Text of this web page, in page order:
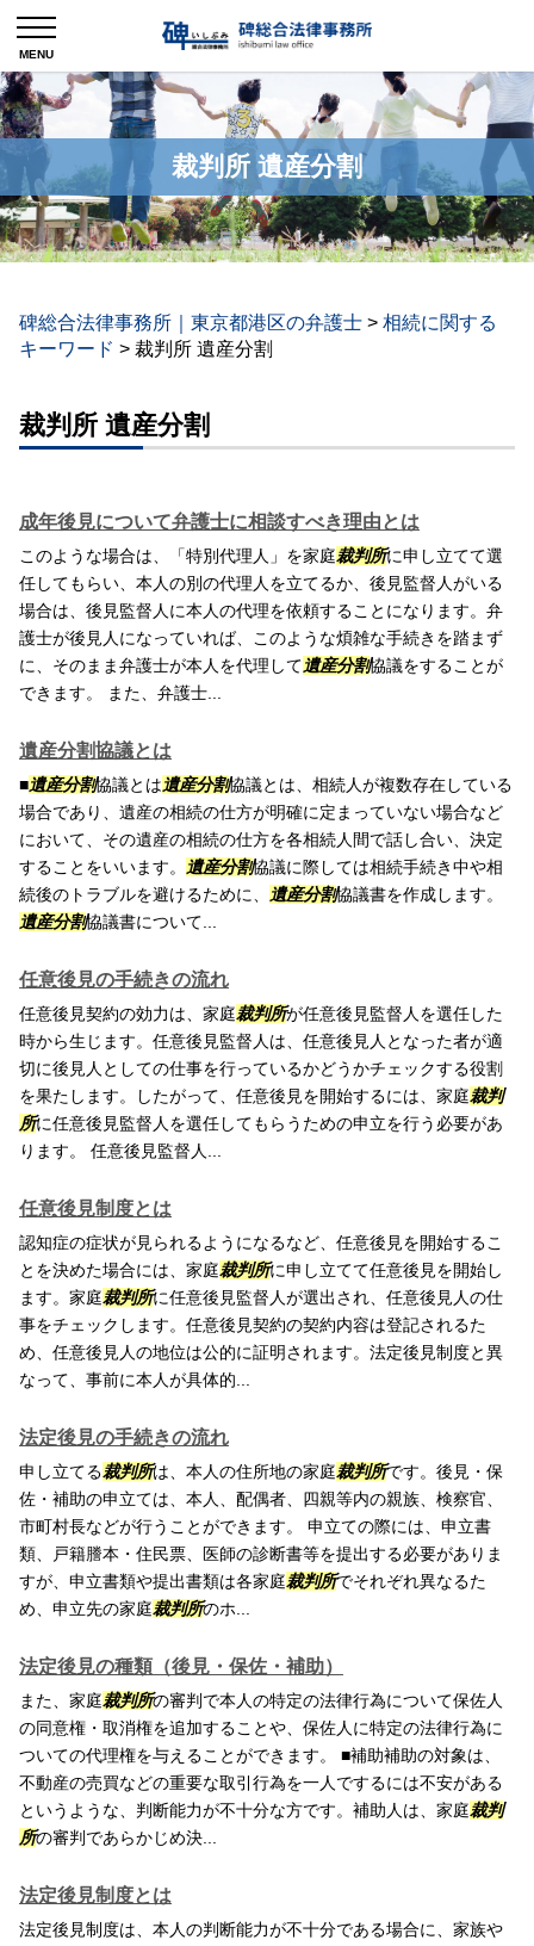
裁判所 遺産分割
碑総合法律事務所｜東京都港区の弁護士 > 相続に関する
キーワード > 裁判所 遺産分割
裁判所 遺産分割
成年後見について弁護士に相談すべき理由とは
このような場合は、「特別代理人」を家庭裁判所に申し立てて選
任してもらい、本人の別の代理人を立てるか、後見監督人がいる
場合は、後見監督人に本人の代理を依頼することになります。弁
護士が後見人になっていれば、このような煩雑な手続きを踏まず
に、そのまま弁護士が本人を代理して遺産分割協議をすることが
できます。 また、弁護士...
遺産分割協議とは
■遺産分割協議とは遺産分割協議とは、相続人が複数存在している
場合であり、遺産の相続の仕方が明確に定まっていない場合など
において、その遺産の相続の仕方を各相続人間で話し合い、決定
することをいいます。 遺産分割協議に際しては相続手続き中や相
続後のトラブルを避けるために、 遺産分割協議書を作成します。
遺産分割協議書について...
任意後見の手続きの流れ
任意後見契約の効力は、家庭裁判所が任意後見監督人を選任した
時から生じます。任意後見監督人は、任意後見人となった者が適
切に後見人としての仕事を行っているかどうかチェックする役割
を果たします。したがって、任意後見を開始するには、家庭裁判
所に任意後見監督人を選任してもらうための申立を行う必要があ
ります。 任意後見監督人...
任意後見制度とは
認知症の症状が見られるようになるなど、任意後見を開始するこ
とを決めた場合には、家庭裁判所に申し立てて任意後見を開始し
ます。家庭裁判所に任意後見監督人が選出され、任意後見人の仕
事をチェックします。任意後見契約の契約内容は登記されるた
め、任意後見人の地位は公的に証明されます。法定後見制度と異
なって、事前に本人が具体的...
法定後見の手続きの流れ
申し立てる裁判所は、本人の住所地の家庭裁判所です。後見・保
佐・補助の申立ては、本人、配偶者、四親等内の親族、検察官、
市町村長などが行うことができます。 申立ての際には、申立書
類、戸籍謄本・住民票、医師の診断書等を提出する必要がありま
すが、申立書類や提出書類は各家庭裁判所でそれぞれ異なるた
め、申立先の家庭裁判所のホ...
法定後見の種類（後見・保佐・補助）
また、家庭裁判所の審判で本人の特定の法律行為について保佐人
の同意権・取消権を追加することや、保佐人に特定の法律行為に
ついての代理権を与えることができます。 ■補助補助の対象は、
不動産の売買などの重要な取引行為を一人でするには不安がある
というような、判断能力が不十分な方です。補助人は、家庭裁判
所の審判であらかじめ決...
法定後見制度とは
法定後見制度は、本人の判断能力が不十分である場合に、家族や